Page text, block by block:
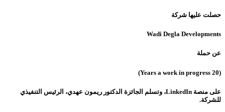
حصلت عليها شركة
Wadi Degla Developments
عن حملة
(20 Years a work in progress)
على منصة LinkedIn، وتسلم الجائزة الدكتور ريمون عهدي، الرئيس التنفيذي
للشركة.